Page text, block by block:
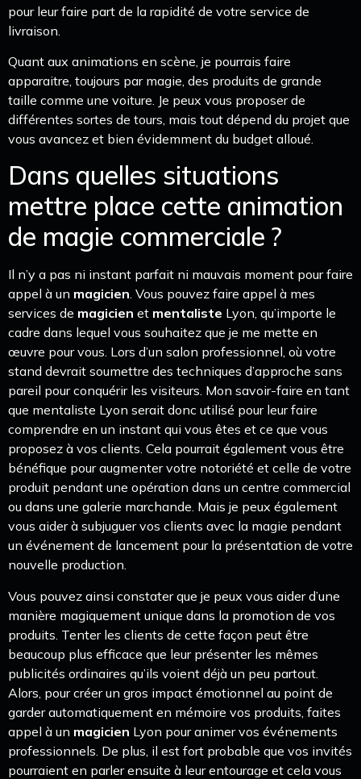
pour leur faire part de la rapidité de votre service de
livraison.
Quant aux animations en scène, je pourrais faire
apparaitre, toujours par magie, des produits de grande
taille comme une voiture. Je peux vous proposer de
différentes sortes de tours, mais tout dépend du projet que
vous avancez et bien évidemment du budget alloué.
Dans quelles situations
mettre place cette animation
de magie commerciale ?
Il n’y a pas ni instant parfait ni mauvais moment pour faire
appel à un magicien. Vous pouvez faire appel à mes
services de magicien et mentaliste Lyon, qu’importe le
cadre dans lequel vous souhaitez que je me mette en
œuvre pour vous. Lors d’un salon professionnel, où votre
stand devrait soumettre des techniques d’approche sans
pareil pour conquérir les visiteurs. Mon savoir-faire en tant
que mentaliste Lyon serait donc utilisé pour leur faire
comprendre en un instant qui vous êtes et ce que vous
proposez à vos clients. Cela pourrait également vous être
bénéfique pour augmenter votre notoriété et celle de votre
produit pendant une opération dans un centre commercial
ou dans une galerie marchande. Mais je peux également
vous aider à subjuguer vos clients avec la magie pendant
un événement de lancement pour la présentation de votre
nouvelle production.
Vous pouvez ainsi constater que je peux vous aider d’une
manière magiquement unique dans la promotion de vos
produits. Tenter les clients de cette façon peut être
beaucoup plus efficace que leur présenter les mêmes
publicités ordinaires qu’ils voient déjà un peu partout.
Alors, pour créer un gros impact émotionnel au point de
garder automatiquement en mémoire vos produits, faites
appel à un magicien Lyon pour animer vos événements
professionnels. De plus, il est fort probable que vos invités
pourraient en parler ensuite à leur entourage et cela vous